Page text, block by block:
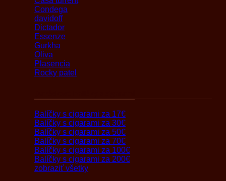
Condega
davidoff
Dictador
Essenze
Gurkha
Oliva
Plasencia
Rocky patel
Balíčky s cigarami za 17€
Balíčky s cigarami za 30€
Balíčky s cigarami za 50€
Balíčky s cigarami za 70€
Balíčky s cigarami za 100€
Balíčky s cigarami za 200€
zobraziť všetky